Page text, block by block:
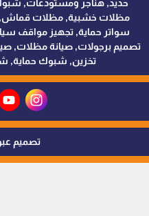
حديد, هناجر ومستودعات,
مظلات خشبية, مظلات قماش,
سواتر حماية, تجهيز مواقف
تصميم برجولات, صيانة مظلات,
تخزين, شبوك حماية,
تصميم